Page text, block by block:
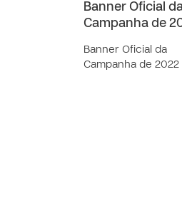
Banner Oficial
Campanha de
Banner Oficial da
Campanha de 2022